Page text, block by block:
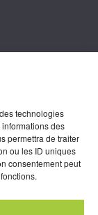
technologies
des
permettra de traiter
ou les ID uniques
consentement peut